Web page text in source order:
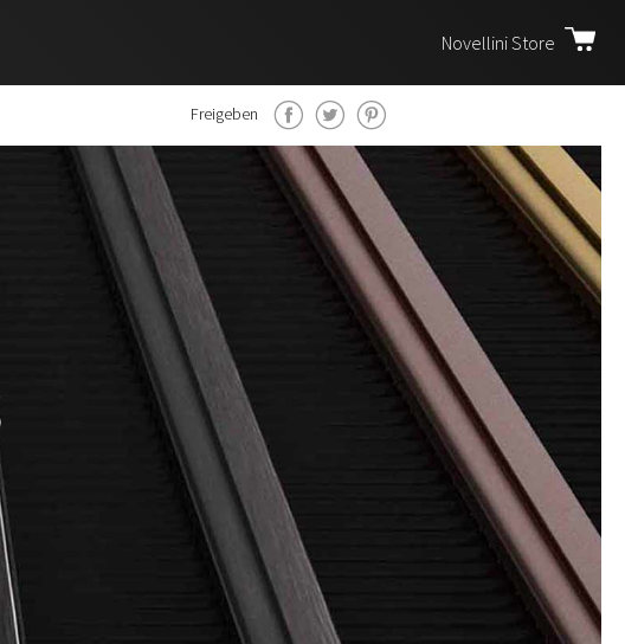
Novellini Store
Freigeben